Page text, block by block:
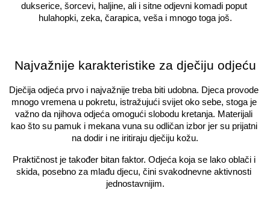
dukserice, šorcevi, haljine, ali i sitne odjevni komadi poput
hulahopki, zeka, čarapica, veša i mnogo toga još.
Najvažnije karakteristike za dječiju odjeću
Dječija odjeća prvo i najvažnije treba biti udobna. Djeca provode
mnogo vremena u pokretu, istražujući svijet oko sebe, stoga je
važno da njihova odjeća omogući slobodu kretanja. Materijali
kao što su pamuk i mekana vuna su odličan izbor jer su prijatni
na dodir i ne iritiraju dječiju kožu.
Praktičnost je također bitan faktor. Odjeća koja se lako oblači i
skida, posebno za mlađu djecu, čini svakodnevne aktivnosti
jednostavnijim.